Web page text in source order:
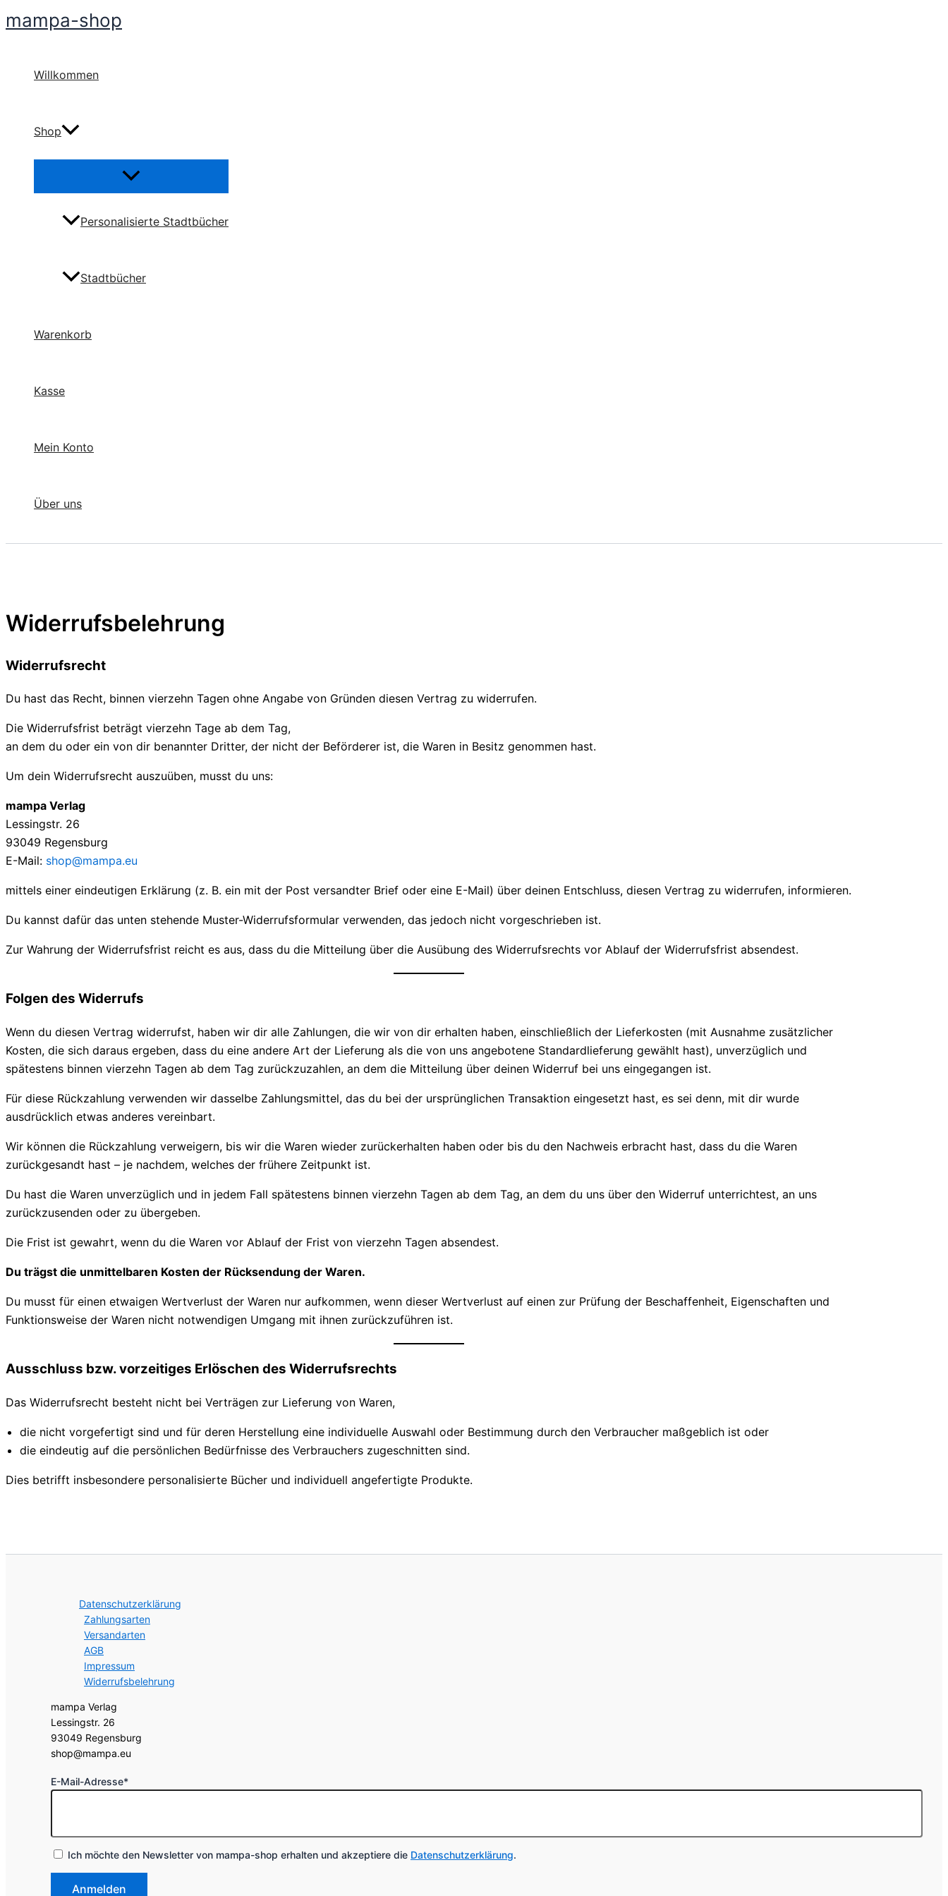
Zum
Inhalt
mampa-shop
Willkommen
Shop
Personalisierte Stadtbücher
Stadtbücher
Warenkorb
Kasse
Mein Konto
Über uns
Widerrufsbelehrung
Widerrufsrecht
Du hast das Recht, binnen vierzehn Tagen ohne Angabe von Gründen diesen Vertrag zu widerrufen.
Die Widerrufsfrist beträgt vierzehn Tage ab dem Tag,
an dem du oder ein von dir benannter Dritter, der nicht der Beförderer ist, die Waren in Besitz genommen hast.
Um dein Widerrufsrecht auszuüben, musst du uns:
mampa Verlag
Lessingstr. 26
93049 Regensburg
E-Mail: shop@mampa.eu
mittels einer eindeutigen Erklärung (z. B. ein mit der Post versandter Brief oder eine E-Mail) über deinen Entschluss, diesen Vertrag zu widerrufen, informieren.
Du kannst dafür das unten stehende Muster-Widerrufsformular verwenden, das jedoch nicht vorgeschrieben ist.
Zur Wahrung der Widerrufsfrist reicht es aus, dass du die Mitteilung über die Ausübung des Widerrufsrechts vor Ablauf der Widerrufsfrist absendest.
Folgen des Widerrufs
Wenn du diesen Vertrag widerrufst, haben wir dir alle Zahlungen, die wir von dir erhalten haben, einschließlich der Lieferkosten (mit Ausnahme zusätzlicher
Kosten, die sich daraus ergeben, dass du eine andere Art der Lieferung als die von uns angebotene Standardlieferung gewählt hast), unverzüglich und
spätestens binnen vierzehn Tagen ab dem Tag zurückzuzahlen, an dem die Mitteilung über deinen Widerruf bei uns eingegangen ist.
Für diese Rückzahlung verwenden wir dasselbe Zahlungsmittel, das du bei der ursprünglichen Transaktion eingesetzt hast, es sei denn, mit dir wurde
ausdrücklich etwas anderes vereinbart.
Wir können die Rückzahlung verweigern, bis wir die Waren wieder zurückerhalten haben oder bis du den Nachweis erbracht hast, dass du die Waren
zurückgesandt hast – je nachdem, welches der frühere Zeitpunkt ist.
Du hast die Waren unverzüglich und in jedem Fall spätestens binnen vierzehn Tagen ab dem Tag, an dem du uns über den Widerruf unterrichtest, an uns
zurückzusenden oder zu übergeben.
Die Frist ist gewahrt, wenn du die Waren vor Ablauf der Frist von vierzehn Tagen absendest.
Du trägst die unmittelbaren Kosten der Rücksendung der Waren.
Du musst für einen etwaigen Wertverlust der Waren nur aufkommen, wenn dieser Wertverlust auf einen zur Prüfung der Beschaffenheit, Eigenschaften und
Funktionsweise der Waren nicht notwendigen Umgang mit ihnen zurückzuführen ist.
Ausschluss bzw. vorzeitiges Erlöschen des Widerrufsrechts
Das Widerrufsrecht besteht nicht bei Verträgen zur Lieferung von Waren,
die nicht vorgefertigt sind und für deren Herstellung eine individuelle Auswahl oder Bestimmung durch den Verbraucher maßgeblich ist oder
die eindeutig auf die persönlichen Bedürfnisse des Verbrauchers zugeschnitten sind.
Dies betrifft insbesondere personalisierte Bücher und individuell angefertigte Produkte.
Datenschutzerklärung
Zahlungsarten
Versandarten
AGB
Impressum
Widerrufsbelehrung
mampa Verlag
Lessingstr. 26
93049 Regensburg
shop@mampa.eu
E-Mail-Adresse*
Ich möchte den Newsletter von mampa-shop erhalten und akzeptiere die Datenschutzerklärung.